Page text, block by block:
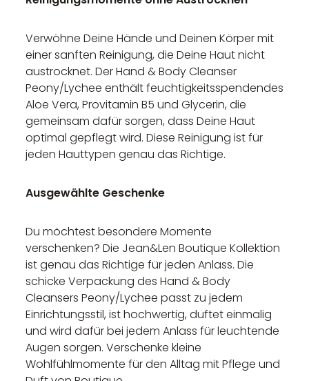
Verwöhne Deine Hände und Deinen Körper mit
einer sanften Reinigung, die Deine Haut nicht
austrocknet. Der Hand & Body Cleanser
Peony/Lychee enthält feuchtigkeitsspendendes
Aloe Vera, Provitamin B5 und Glycerin, die
gemeinsam dafür sorgen, dass Deine Haut
optimal gepflegt wird. Diese Reinigung ist für
jeden Hauttypen genau das Richtige.
Ausgewählte Geschenke
Du möchtest besondere Momente
verschenken? Die Jean&Len Boutique Kollektion
ist genau das Richtige für jeden Anlass. Die
schicke Verpackung des Hand & Body
Cleansers Peony/Lychee passt zu jedem
Einrichtungsstil, ist hochwertig, duftet einmalig
und wird dafür bei jedem Anlass für leuchtende
Augen sorgen. Verschenke kleine
Wohlfühlmomente für den Alltag mit Pflege und